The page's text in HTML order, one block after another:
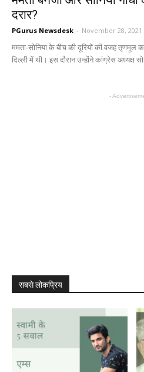
दरार?
PGurus Newsdesk - November 28, 2021
ममता-सोनिया के बीच की दूरियों की वजह तृणमूल
दिल्ली में थी। इस दौरान उन्होंने कांग्रेस अध्यक्ष
-
सबसे लोकप्रिय